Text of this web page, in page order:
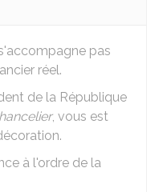
pas
réel.
de la République
, vous est
à l'ordre de la